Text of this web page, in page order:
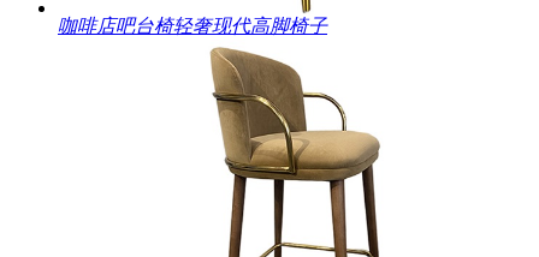
咖啡店吧台椅轻奢现代高脚椅子